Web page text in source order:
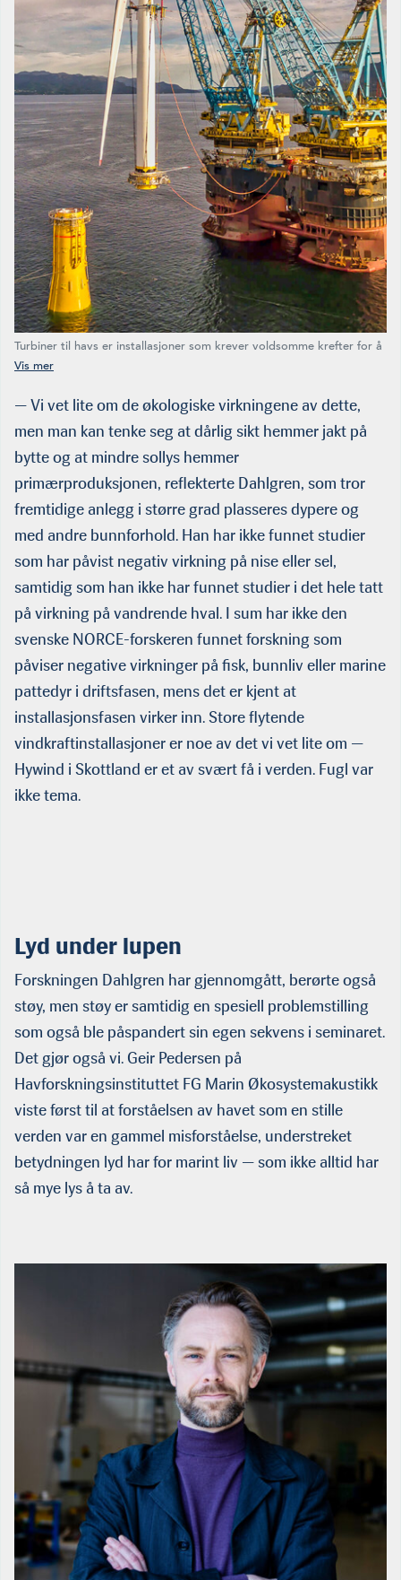
Turbiner til havs er installasjoner som krever voldsomme krefter for å
få på plass. Nå bygges turbiner som er 260 meter høye, har
er. Lengden på hver vinge er 107 meter. Slike monstere kan produ­
sere 67 GWh per år.
— Vi vet lite om de økologiske virkningene av dette,
men man kan tenke seg at dårlig sikt hemmer jakt på
bytte og at mindre sollys hemmer
primærproduksjonen, reflekterte Dahlgren, som tror
fremti­dige anlegg i større grad plasseres dypere og
med andre bunnfor­hold. Han har ikke funnet studier
som har påvist negativ virkning på nise eller sel,
samtidig som han ikke har funnet studier i det hele tatt
på virkning på vandrende hval. I sum har ikke den
svenske NORCE-forskeren funnet forskning som
påviser negative virkninger på fisk, bunnliv eller marine
pattedyr i driftsfasen, mens det er kjent at
installasjonsfasen virker inn. Store fly­tende
vindkraftinstallasjoner er noe av det vi vet lite om —
Hywind i Skottland er et av svært få i verden. Fugl var
ikke tema.
Lyd under lupen
Forskningen Dahlgren har gjennomgått, berørte også
støy, men støy er samtidig en spesiell problemstilling
som også ble påspandert sin egen sekvens i seminaret.
Det gjør også vi. Geir Pedersen på
Havforskningsinstituttet FG Marin Økosystemakustikk
viste først til at forståelsen av havet som en stille
verden var en gammel misforståelse, understreket
betydningen lyd har for marint liv — som ikke alltid har
så mye lys å ta av.